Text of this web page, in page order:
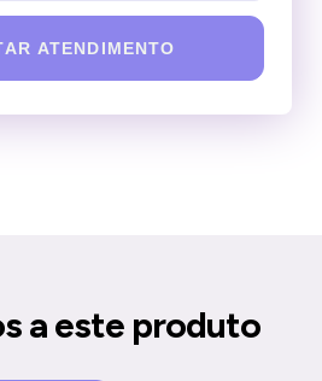
ATENDIMENTO
a este produto